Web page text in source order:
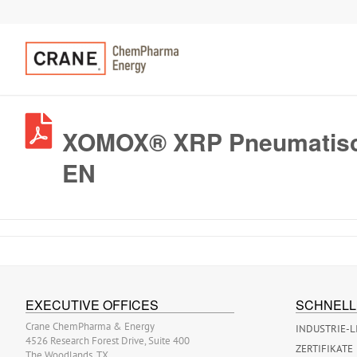
XOMOX® XRP
EN
EXECUTIVE OFFICES
Crane ChemPharma & Energy
4526 Research Forest Drive, Suite 400
INDUSTRIE-
ZERTIFIKATE